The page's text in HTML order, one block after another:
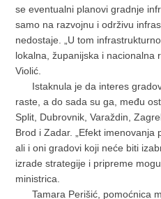
se eventualni planovi gradnje
samo na razvojnu i održivu
nedostaje. „U tom
lokalna, županijska i nacionalna
Violić.
Istaknula je da interes
raste, a do sada su ga, među
Split, Dubrovnik, Varaždin,
Brod i Zadar. „Efekt imenovanja
ali i oni gradovi koji neće biti
izrade strategije i pripreme
ministrica.
Tamara Perišić, pomoćnica